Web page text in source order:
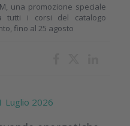
una promozione speciale
tutti i corsi del catalogo
fino al 25 agosto
2026